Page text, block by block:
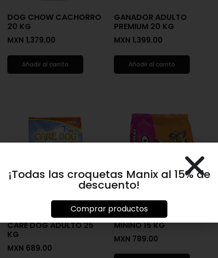
DOG CHOW CACHORRO
20 KG
MXN 1,379.00
Añadir al carrito
GANADOR ADULTO
PREMIUM 20 KG
MXN 1,399.00
Añadir al carrito
CARE DOG ADULTO 25
KG
MXN 689.00
MININO 15 KG
MXN 789.00
¡Todas las croquetas Manix al 15% de
descuento!
Comprar productos